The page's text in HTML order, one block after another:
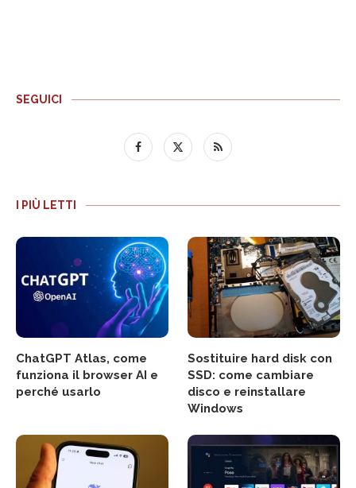
SEGUICI
I PIÙ LETTI
ChatGPT Atlas, come
funziona il browser AI e
perché usarlo
Sostituire hard disk con
SSD: come cambiare
disco e reinstallare
Windows